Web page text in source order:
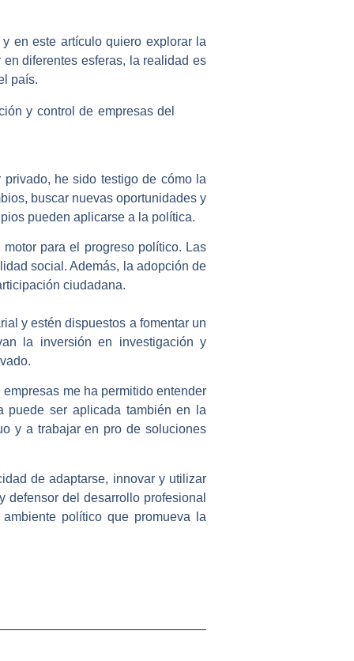
en este artículo quiero explorar la
diferentes esferas, la realidad es
país.
he sido testigo de cómo la
buscar nuevas oportunidades y
pueden aplicarse a la política.
para el progreso político. Las
social. Además, la adopción de
ciudadana.
y estén dispuestos a fomentar un
la inversión en investigación y
me ha permitido entender
puede ser aplicada también en la
y a trabajar en pro de soluciones
de adaptarse, innovar y utilizar
del desarrollo profesional
político que promueva la